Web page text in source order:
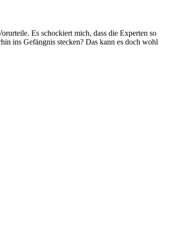
Es schockiert mich, dass die Experten so
ins Gefängnis stecken? Das kann es doch wohl